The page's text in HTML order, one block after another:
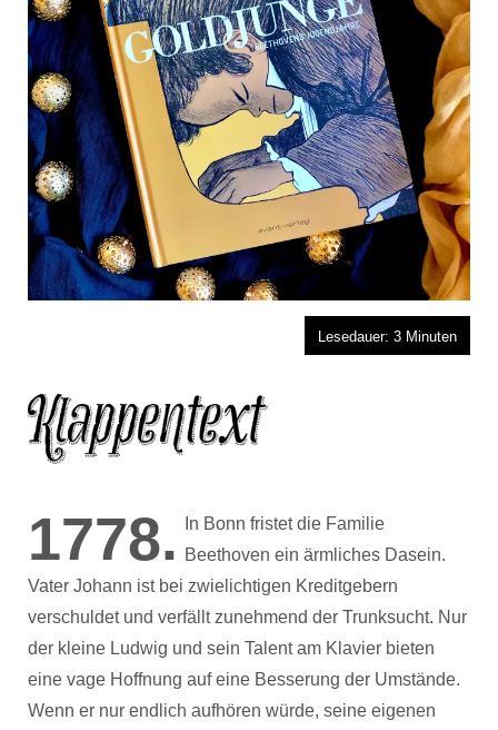
Lesedauer: 3 Minuten
1778.
In Bonn fristet die Familie
Beethoven ein ärmliches Dasein.
Vater Johann ist bei zwielichtigen Kreditgebern
verschuldet und verfällt zunehmend der Trunksucht. Nur
der kleine Ludwig und sein Talent am Klavier bieten
eine vage Hoffnung auf eine Besserung der Umstände.
Wenn er nur endlich aufhören würde, seine eigenen